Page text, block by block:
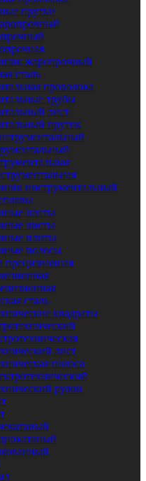
прутки
жаропрочный
сталь
проволока
трубы
лист
пруток
инструментальный
ленты
листы
плиты
полосы
прецизионная
сталь
квадраты
лист
полоса
рулон